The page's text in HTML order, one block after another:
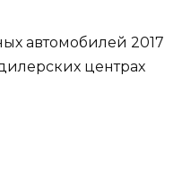
автомобилей 2017
центрах